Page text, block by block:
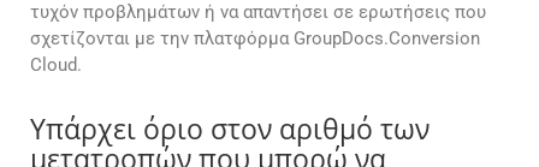
τυχόν προβλημάτων ή να απαντήσει σε ερωτήσεις που
σχετίζονται με την πλατφόρμα GroupDocs.Conversion
Cloud.
Υπάρχει όριο στον αριθμό των
μετατροπών που μπορώ να